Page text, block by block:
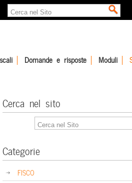
Domande e risposte Moduli
Cerca nel sito
Categorie
FISCO